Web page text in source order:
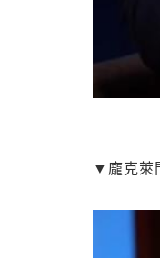
▼龐克萊